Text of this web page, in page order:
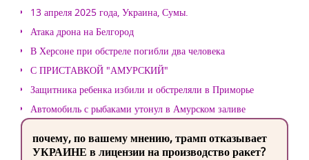
13 апреля 2025 года, Украина, Сумы.
Атака дрона на Белгород
В Херсоне при обстреле погибли два человека
С ПРИСТАВКОЙ "АМУРСКИЙ"
Защитника ребенка избили и обстреляли в Приморье
Автомобиль с рыбаками утонул в Амурском заливе
почему, по вашему мнению, трамп отказывает
УКРАИНЕ в лицензии на производство ракет?